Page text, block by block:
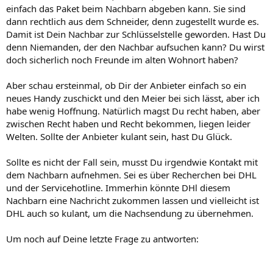
einfach das Paket beim Nachbarn abgeben kann. Sie sind
dann rechtlich aus dem Schneider, denn zugestellt wurde es.
Damit ist Dein Nachbar zur Schlüsselstelle geworden. Hast Du
denn Niemanden, der den Nachbar aufsuchen kann? Du wirst
doch sicherlich noch Freunde im alten Wohnort haben?
Aber schau ersteinmal, ob Dir der Anbieter einfach so ein
neues Handy zuschickt und den Meier bei sich lässt, aber ich
habe wenig Hoffnung. Natürlich magst Du recht haben, aber
zwischen Recht haben und Recht bekommen, liegen leider
Welten. Sollte der Anbieter kulant sein, hast Du Glück.
Sollte es nicht der Fall sein, musst Du irgendwie Kontakt mit
dem Nachbarn aufnehmen. Sei es über Recherchen bei DHL
und der Servicehotline. Immerhin könnte DHl diesem
Nachbarn eine Nachricht zukommen lassen und vielleicht ist
DHL auch so kulant, um die Nachsendung zu übernehmen.
Um noch auf Deine letzte Frage zu antworten: